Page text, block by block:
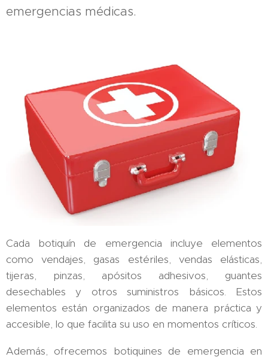
emergencias médicas.
Cada botiquín de emergencia incluye elementos
como vendajes, gasas estériles, vendas elásticas,
tijeras, pinzas, apósitos adhesivos, guantes
desechables y otros suministros básicos. Estos
elementos están organizados de manera práctica y
accesible, lo que facilita su uso en momentos críticos.
Además, ofrecemos botiquines de emergencia en